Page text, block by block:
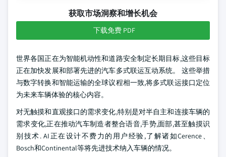
获取市场洞察和增长机会
下载免费 PDF
世界各国正在为智能机动性和道路安全制定长期目标,这些目标
正在加快发展和部署先进的汽车多式联运互动系统。 这些举措
与数字转换和智能运输的全球议程相一致,将多式联运接口定位
为未来车辆体验的核心内容。
对无触摸和直观接口的需求变化,特别是对半自主和连接车辆的
需求变化,正在推动汽车制造者整合语音,手势,面部,甚至触摸识
别技术. AI正在设计不费力的用户经验,了解诸如Cerence、
Bosch和Continental等将先进技术纳入车辆的情况。